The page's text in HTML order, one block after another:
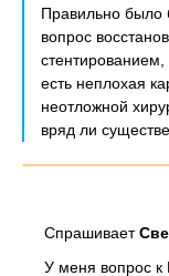
Правильно было
вопрос
есть неплохая
неотложной
вряд ли
Спрашивает
У меня вопрос к